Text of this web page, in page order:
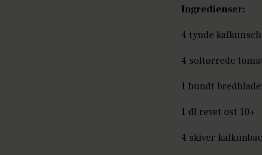
Ingredienser:
4 tynde
4 soltørrede
1 bundt
1 dl revet ost 10+
4 skiver